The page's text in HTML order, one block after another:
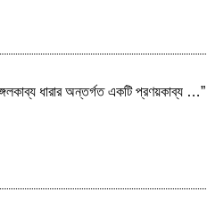
ধারার অন্তর্গত একটি প্রণয়কাব্য …”